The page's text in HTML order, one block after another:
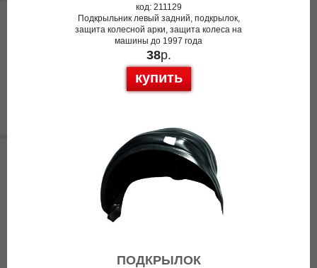
код: 211129
Подкрыльник левый задний, подкрылок,
защита колесной арки, защита колеса на
машины до 1997 года
38р.
купить
ПОДКРЫЛОК